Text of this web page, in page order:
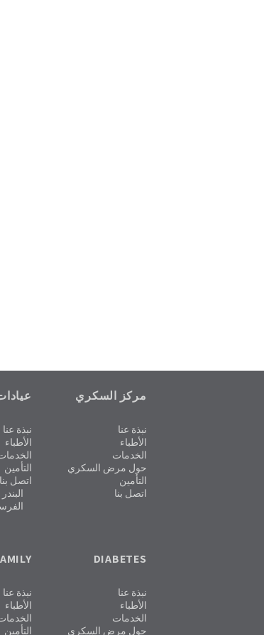
مركز السكري
نبذة عنا
الأطباء
الخدمات
حول مرض السكري
التأمين
اتصل بنا
نبذة عنا
الأطباء
التأمين
اتصل بنا
البندر
DIABETES
نبذة عنا
الأطباء
الخدمات
حول مرض السكري
نبذة عنا
الأطباء
التأمين